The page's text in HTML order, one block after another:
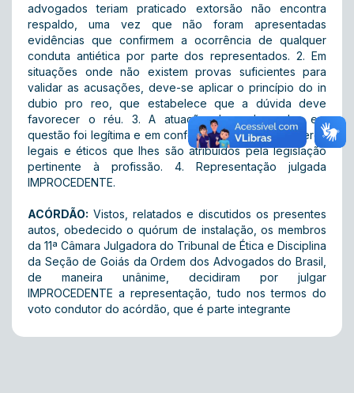
advogados teriam praticado extorsão não encontra
respaldo, uma vez que não foram apresentadas
evidências que confirmem a ocorrência de qualquer
conduta antiética por parte dos representados. 2. Em
situações onde não existem provas suficientes para
validar as acusações, deve-se aplicar o princípio do in
dubio pro reo, que estabelece que a dúvida deve
favorecer o réu. 3. A atuação dos advogados em
questão foi legítima e em conformidade com os deveres
legais e éticos que lhes são atribuídos pela legislação
pertinente à profissão. 4. Representação julgada
IMPROCEDENTE.
ACÓRDÃO: Vistos, relatados e discutidos os presentes
autos, obedecido o quórum de instalação, os membros
da 11ª Câmara Julgadora do Tribunal de Ética e Disciplina
da Seção de Goiás da Ordem dos Advogados do Brasil,
de maneira unânime, decidiram por julgar
IMPROCEDENTE a representação, tudo nos termos do
voto condutor do acórdão, que é parte integrante